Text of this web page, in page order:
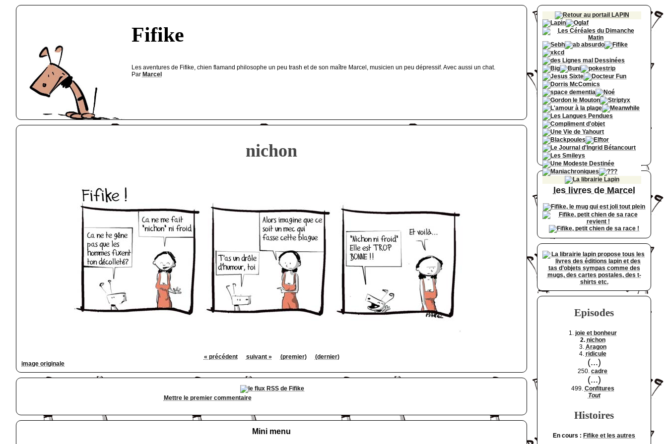
Fifike
Les aventures de Fifike, chien flamand philosophe un peu trash et de son maître Marcel, musicien un peu dépressif. Avec aussi un chat.
Par Marcel
nichon
« précédent suivant » (premier)
(dernier)
image originale
Mettre le premier commentaire
Mini menu
les livres de Marcel
Episodes
1. joie et bonheur
2. nichon
3. Aragon
4. ridicule
(...)
250. cadre
(...)
499. Confitures
Tout
Histoires
En cours : Fifike et les autres